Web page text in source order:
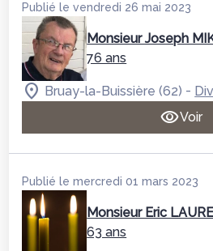
Publié le vendredi 26 mai 2023
Monsieur Joseph
76 ans
Bruay-la-Buissière (62) -
Voir
Publié le mercredi 01 mars 2023
Monsieur Eric
63 ans